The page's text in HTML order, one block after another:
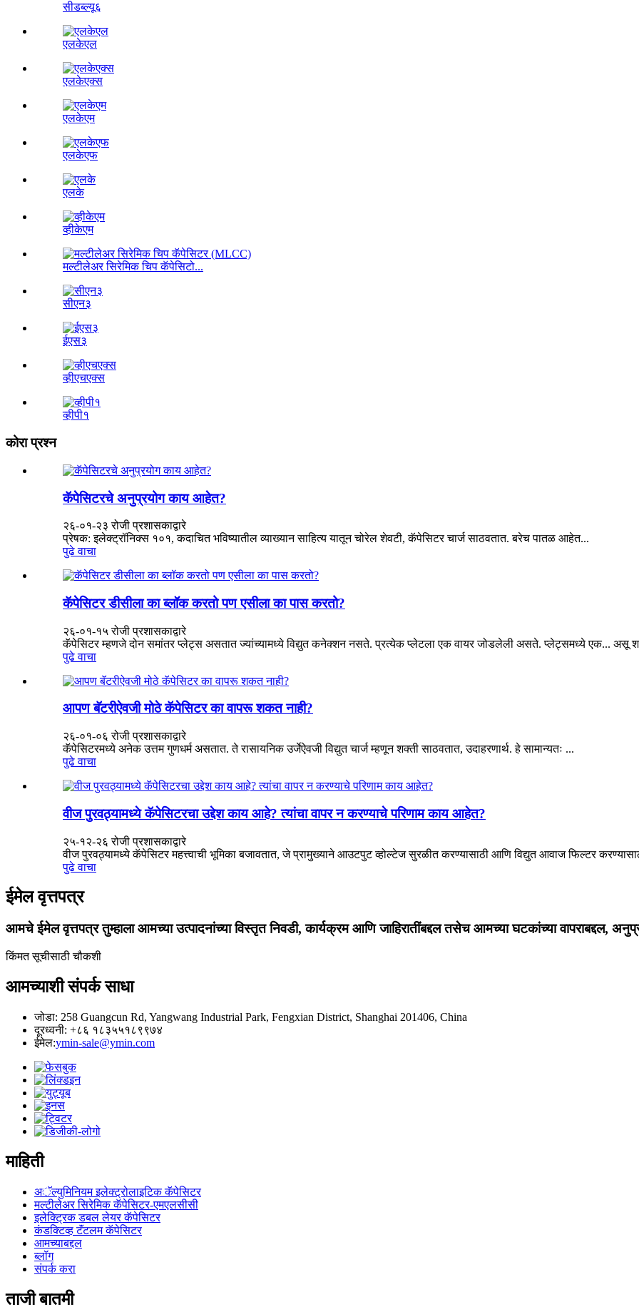
सीडब्ल्यू६
एलकेएल
एलकेएक्स
एलकेएम
एलकेएफ
एलके
व्हीकेएम
मल्टीलेअर सिरेमिक चिप कॅपेसिटो...
सीएन३
ईएस३
व्हीएचएक्स
व्हीपी१
कोरा प्रश्न
कॅपेसिटरचे अनुप्रयोग काय आहेत?
२६-०१-२३ रोजी प्रशासकाद्वारे
प्रेषक: इलेक्ट्रॉनिक्स १०१, कदाचित भविष्यातील व्याख्यान साहित्य यातून चोरेल शेवटी, कॅपेसिटर चार्ज साठवतात. बरेच पातळ आहेत...
पुढे वाचा
कॅपेसिटर डीसीला का ब्लॉक करतो पण एसीला का पास करतो?
२६-०१-१५ रोजी प्रशासकाद्वारे
कॅपेसिटर म्हणजे दोन समांतर प्लेट्स असतात ज्यांच्यामध्ये विद्युत कनेक्शन नसते. प्रत्येक प्लेटला एक वायर जोडलेली असते. प्लेट्समध्ये एक... असू
पुढे वाचा
आपण बॅटरीऐवजी मोठे कॅपेसिटर का वापरू शकत नाही?
२६-०१-०६ रोजी प्रशासकाद्वारे
कॅपेसिटरमध्ये अनेक उत्तम गुणधर्म असतात. ते रासायनिक उर्जेऐवजी विद्युत चार्ज म्हणून शक्ती साठवतात, उदाहरणार्थ. हे सामान्यतः ...
पुढे वाचा
वीज पुरवठ्यामध्ये कॅपेसिटरचा उद्देश काय आहे? त्यांचा वापर न करण्याचे परिणाम काय आहेत?
२५-१२-२६ रोजी प्रशासकाद्वारे
वीज पुरवठ्यामध्ये कॅपेसिटर महत्त्वाची भूमिका बजावतात, जे प्रामुख्याने आउटपुट व्होल्टेज सुरळीत करण्यासाठी आणि विद्युत आवाज फिल्टर
पुढे वाचा
ईमेल वृत्तपत्र
आमचे ईमेल वृत्तपत्र तुम्हाला आमच्या उत्पादनांच्या विस्तृत निवडी, कार्यक्रम आणि जाहिरातींबद्दल तसेच आमच्या घटकांच्या वापराबद्दल,
किंमत सूचीसाठी चौकशी
आमच्याशी संपर्क साधा
जोडा: 258 Guangcun Rd, Yangwang Industrial Park, Fengxian District, Shanghai 201406, China
दूरध्वनी: +८६ १८३५५१८९९७४
ईमेल:ymin-sale@ymin.com
माहिती
अॅल्युमिनियम इलेक्ट्रोलाइटिक कॅपेसिटर
मल्टीलेअर सिरेमिक कॅपेसिटर-एमएलसीसी
इलेक्ट्रिक डबल लेयर कॅपेसिटर
कंडक्टिव्ह टॅंटलम कॅपेसिटर
आमच्याबद्दल
ब्लॉग
संपर्क करा
ताजी बातमी